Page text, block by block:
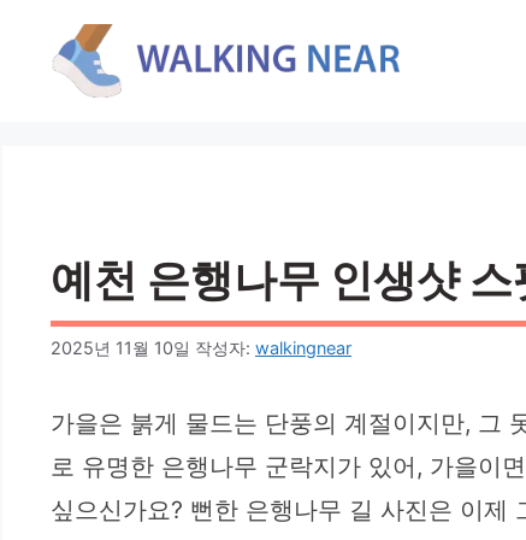
예천 은행나무 인생샷
2025년 11월 10일 작성자: walkingnear
가을은 붉게 물드는 단풍의 계절이지만, 그
로 유명한 은행나무 군락지가 있어, 가을이
싶으신가요? 뻔한 은행나무 길 사진은 이제